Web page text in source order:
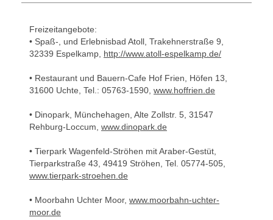
Freizeitangebote:
• Spaß-, und Erlebnisbad Atoll, Trakehnerstraße 9,
32339 Espelkamp, http://www.atoll-espelkamp.de/
• Restaurant und Bauern-Cafe Hof Frien, Höfen 13,
31600 Uchte, Tel.: 05763-1590, www.hoffrien.de
• Dinopark, Münchehagen, Alte Zollstr. 5, 31547
Rehburg-Loccum, www.dinopark.de
• Tierpark Wagenfeld-Ströhen mit Araber-Gestüt,
Tierparkstraße 43, 49419 Ströhen, Tel. 05774-505,
www.tierpark-stroehen.de
• Moorbahn Uchter Moor, www.moorbahn-uchter-
moor.de